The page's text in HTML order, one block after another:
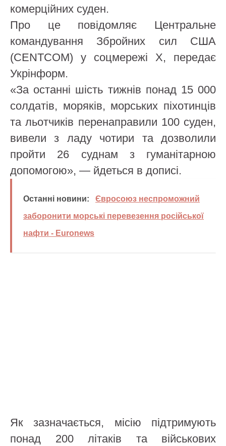
комерційних суден.
Про це повідомляє Центральне
командування Збройних сил США
(CENTCOM) у соцмережі X, передає
Укрінформ.
«За останні шість тижнів понад 15 000
солдатів, моряків, морських піхотинців
та льотчиків перенаправили 100 суден,
вивели з ладу чотири та дозволили
пройти 26 суднам з гуманітарною
допомогою», — йдеться в дописі.
Останні новини:
Євросоюз неспроможний
заборонити морські перевезення російської
нафти - Euronews
Як зазначається, місію підтримують
понад 200 літаків та військових